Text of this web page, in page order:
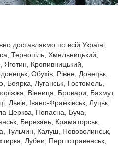
доставляємо по всій Україні,
Тернопіль, Хмельницький,
Яготин, Кропивницький,
Обухів, Рівне, Донецьк,
Боярка, Луганськ, Гостомель,
Вінниця, Бровари, Бахмут,
Львів, Івано-Франківськ, Луцьк,
Церква, Попасна, Буча,
Березань, Краматорськ,
Тульчин, Калуш, Нововолинськ,
Лубни, Першотравенськ,